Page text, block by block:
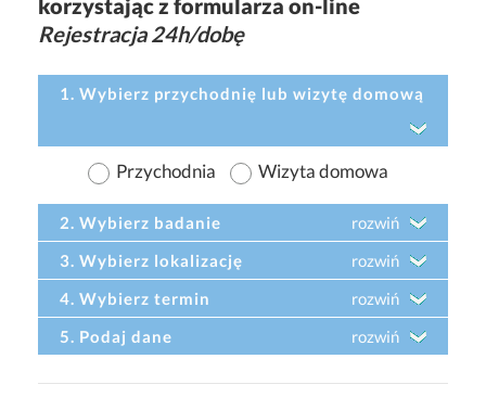
korzystając z formularza on-line
Rejestracja 24h/dobę
1. Wybierz przychodnię lub wizytę domową
Przychodnia Wizyta domowa
2. Wybierz badanie
rozwiń
3. Wybierz lokalizację
rozwiń
4. Wybierz termin
rozwiń
5. Podaj dane
rozwiń